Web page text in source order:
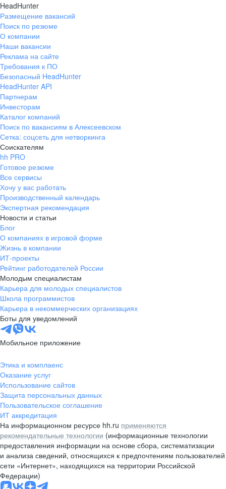
HeadHunter
Размещение вакансий
Поиск по резюме
О компании
Наши вакансии
Реклама на сайте
Требования к ПО
Безопасный HeadHunter
HeadHunter API
Партнерам
Инвесторам
Каталог компаний
Поиск по вакансиям в Алексеевском
Сетка: соцсеть для нетворкинга
Соискателям
hh PRO
Готовое резюме
Все сервисы
Хочу у вас работать
Производственный календарь
Экспертная рекомендация
Новости и статьи
Блог
О компаниях в игровой форме
Жизнь в компании
ИТ-проекты
Рейтинг работодателей России
Молодым специалистам
Карьера для молодых специалистов
Школа программистов
Карьера в некоммерческих организациях
Боты для уведомлений
Мобильное приложение
Этика и комплаенс
Оказание услуг
Использование сайтов
Защита персональных данных
Пользовательское соглашение
ИТ аккредитация
На информационном ресурсе hh.ru применяются
рекомендательные технологии (информационные технологии
предоставления информации на основе сбора, систематизации
и анализа сведений, относящихся к предпочтениям пользователей
сети «Интернет», находящихся на территории Российской
Федерации)